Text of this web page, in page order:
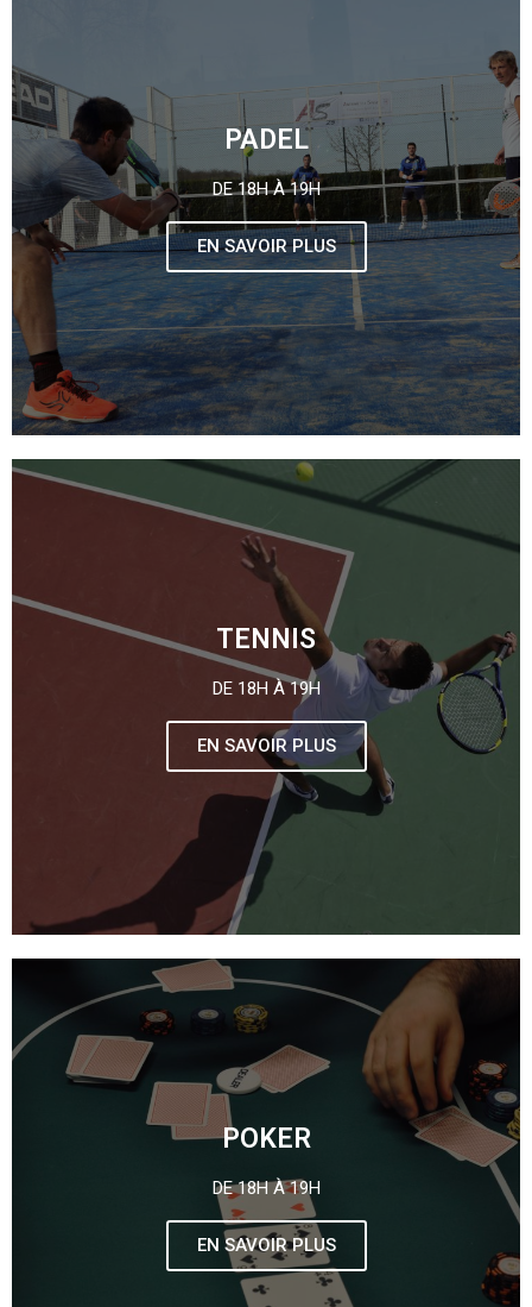
PADEL
DE 18H À 19H
EN SAVOIR PLUS
TENNIS
DE 18H À 19H
EN SAVOIR PLUS
POKER
DE 18H À 19H
EN SAVOIR PLUS